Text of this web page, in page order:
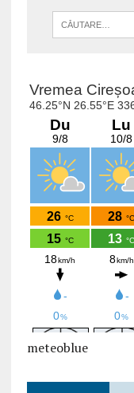
meteoblue